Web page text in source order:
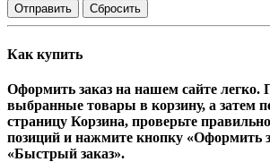
Сбросить
Как купить
Оформить заказ на нашем сайте легко.
выбранные товары в корзину, а затем
страницу Корзина, проверьте
позиций и нажмите кнопку «Оформить
«Быстрый заказ».